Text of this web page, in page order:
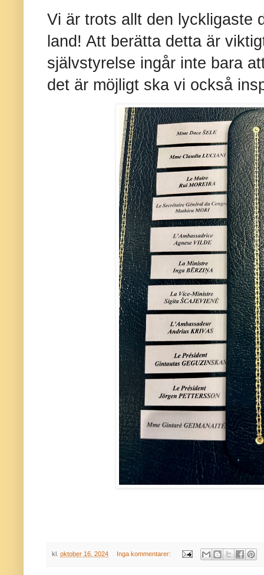
Vi är trots allt den lyckligaste
land! Att berätta detta är
självstyrelse ingår inte bara
det är möjligt ska vi också
kl. oktober 16, 2024 Inga kommentarer: